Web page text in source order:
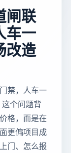
闸联
车一
改造
禁，人车一
个问题背
格，而是在
更偏项目成
门、怎么报